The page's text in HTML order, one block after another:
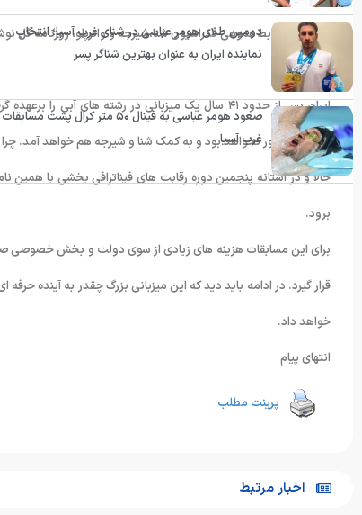
به گزارش روابط عمومی فدراسیون شنا،شیرجه و واترپلو، روزنامه گل
ایران پس از حدود ۴۱ سال یک میزبانی در رشته های
واترپلو سودآور نخواهد بود و به کمک شنا و شیرجه هم خواهد آمد.
حالا و در آستانه پنجمین دوره رقابت های فیناترافی بخشی با همین
برود.
برای این مسابقات هزینه های زیادی از سوی دولت و بخش خصوصی
قرار گیرد. در ادامه باید دید که این میزبانی بزرگ چقدر به آینده
خواهد داد.
انتهای پیام
پرینت مطلب
دومین طلای هومر عباسی در شنای غرب آسیا؛ انتخاب
نماینده ایران به عنوان بهترین شناگر پسر
صعود هومر عباسی به فینال ۵۰ متر کرال پشت مسابقات
غرب آسیا
اخبار مرتبط